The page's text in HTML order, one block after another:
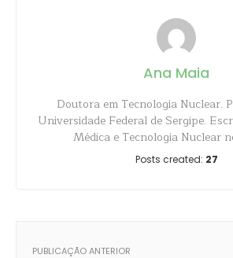
Ana Maia
Doutora em Tecnologia Nuclear.
Universidade Federal de Sergipe.
Médica e Tecnologia Nuclear
Posts created: 27
PUBLICAÇÃO ANTERIOR